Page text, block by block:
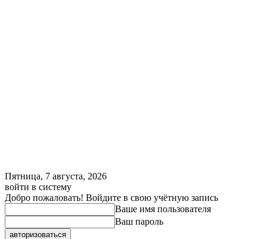
Пятница, 7 августа, 2026
войти в систему
Добро пожаловать! Войдите в свою учётную запись
Ваше имя пользователя
Ваш пароль